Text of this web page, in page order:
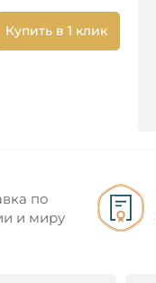
Купить в 1 клик
по
и миру